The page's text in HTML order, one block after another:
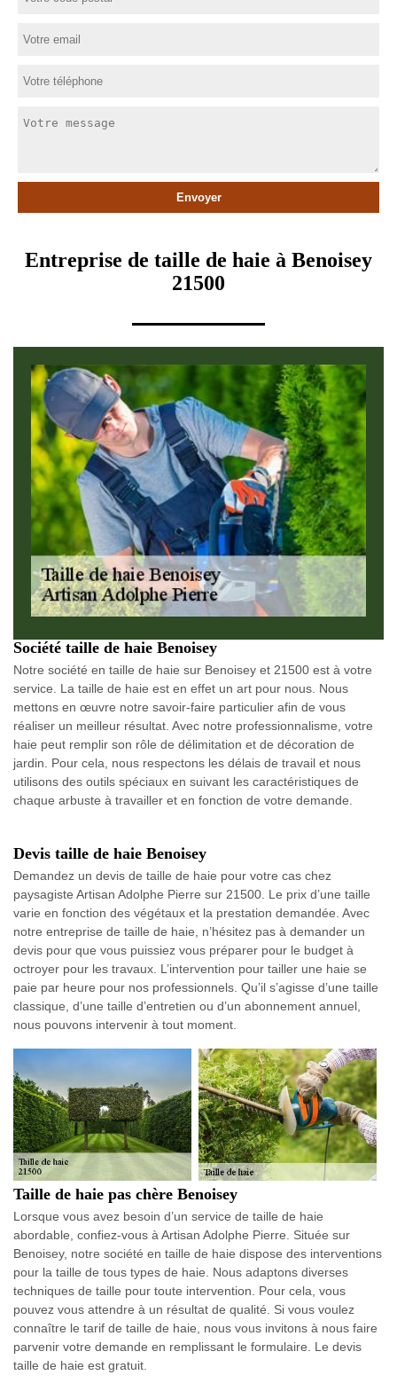
Entreprise de taille de haie à Benoisey
21500
Société taille de haie Benoisey
Notre société en taille de haie sur Benoisey et 21500 est à votre
service. La taille de haie est en effet un art pour nous. Nous
mettons en œuvre notre savoir-faire particulier afin de vous
réaliser un meilleur résultat. Avec notre professionnalisme, votre
haie peut remplir son rôle de délimitation et de décoration de
jardin. Pour cela, nous respectons les délais de travail et nous
utilisons des outils spéciaux en suivant les caractéristiques de
chaque arbuste à travailler et en fonction de votre demande.
Devis taille de haie Benoisey
Demandez un devis de taille de haie pour votre cas chez
paysagiste Artisan Adolphe Pierre sur 21500. Le prix d’une taille
varie en fonction des végétaux et la prestation demandée. Avec
notre entreprise de taille de haie, n’hésitez pas à demander un
devis pour que vous puissiez vous préparer pour le budget à
octroyer pour les travaux. L’intervention pour tailler une haie se
paie par heure pour nos professionnels. Qu’il s’agisse d’une taille
classique, d’une taille d’entretien ou d’un abonnement annuel,
nous pouvons intervenir à tout moment.
Taille de haie pas chère Benoisey
Lorsque vous avez besoin d’un service de taille de haie
abordable, confiez-vous à Artisan Adolphe Pierre. Située sur
Benoisey, notre société en taille de haie dispose des interventions
pour la taille de tous types de haie. Nous adaptons diverses
techniques de taille pour toute intervention. Pour cela, vous
pouvez vous attendre à un résultat de qualité. Si vous voulez
connaître le tarif de taille de haie, nous vous invitons à nous faire
parvenir votre demande en remplissant le formulaire. Le devis
taille de haie est gratuit.